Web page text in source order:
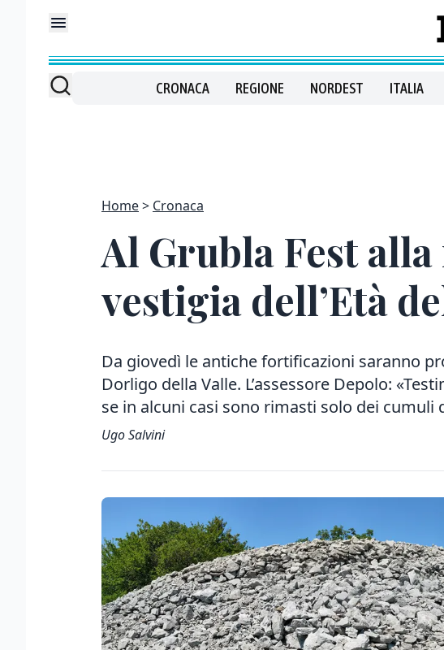
CRONACA REGIONE NORDEST ITALIA
Home Cronaca
Al Grubla Fest
vestigia dell’Età
Da giovedì le antiche fortificazioni saranno
Dorligo della Valle. L’assessore Depolo:
se in alcuni casi sono rimasti solo dei cumuli
Ugo Salvini